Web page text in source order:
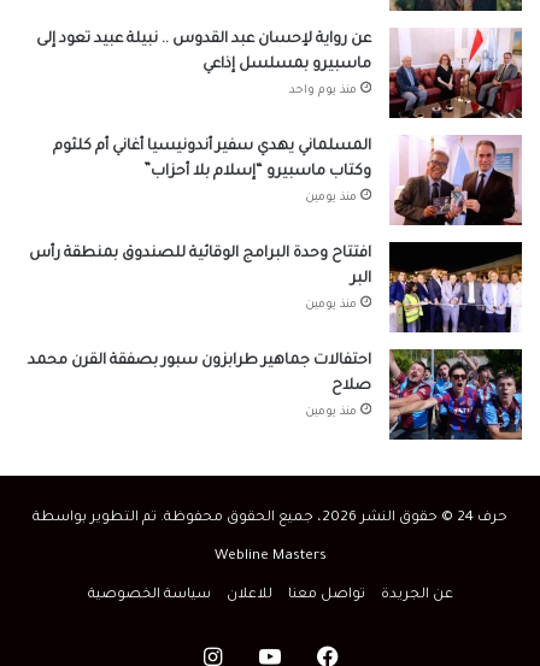
عن رواية لإحسان عبد القدوس .. نبيلة عبيد تعود إلى
ماسبيرو بمسلسل إذاعي
منذ يوم واحد
المسلماني يهدي سفير أندونيسيا أغاني أم كلثوم
وكتاب ماسبيرو “إسلام بلا أحزاب”
منذ يومين
افتتاح وحدة البرامج الوقائية للصندوق بمنطقة رأس
البر
منذ يومين
احتفالات جماهير طرابزون سبور بصفقة القرن محمد
صلاح
منذ يومين
حرف 24 © حقوق النشر 2026، جميع الحقوق محفوظة. تم التطوير بواسطة
Webline Masters
عن الجريدة تواصل معنا للاعلان سياسة الخصوصية
فيسبوك‫YouTubeانستقرام